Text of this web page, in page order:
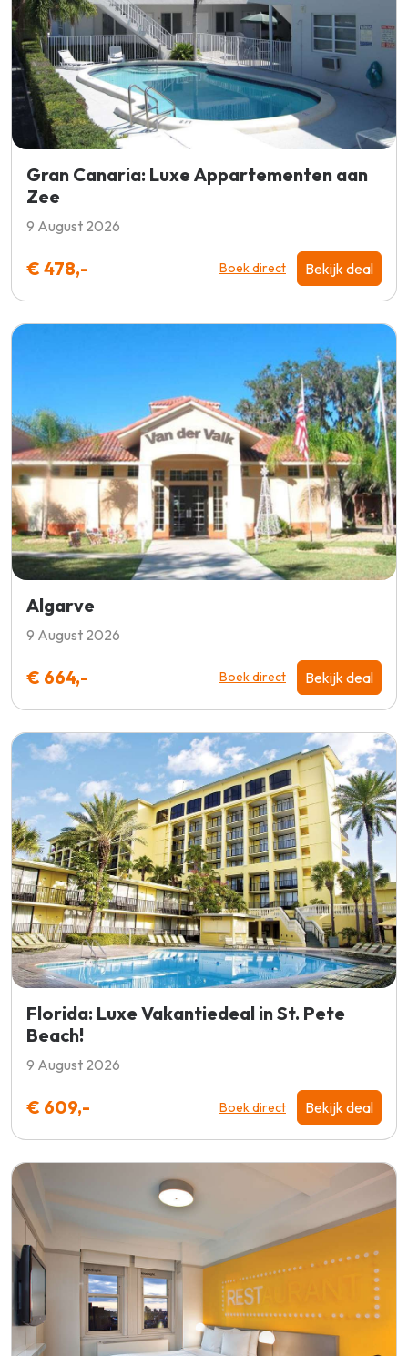
Gran Canaria: Luxe Appartementen aan
Zee
9 August 2026
€ 478,- Boek direct Bekijk deal
Algarve
9 August 2026
€ 664,- Boek direct Bekijk deal
Florida: Luxe Vakantiedeal in St. Pete
Beach!
9 August 2026
€ 609,- Boek direct Bekijk deal